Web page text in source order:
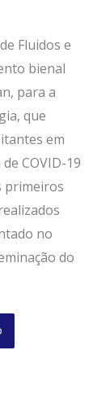
Fluidos e
bienal
para a
que
em
COVID-19
primeiros
no
do